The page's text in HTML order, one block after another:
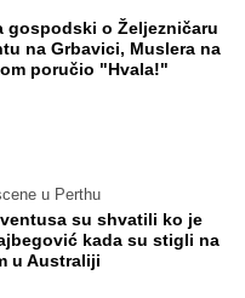
gospodski o Željezničaru
na Grbavici, Muslera na
poručio "Hvala!"
u Perthu
su shvatili ko je
kada su stigli na
u Australiji